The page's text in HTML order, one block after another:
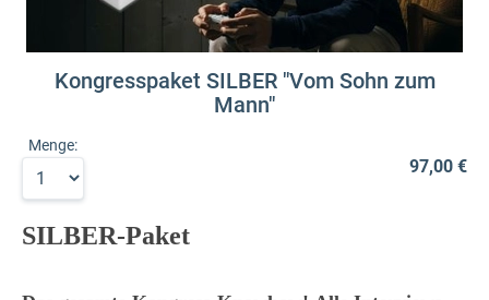
Kongresspaket SILBER "Vom Sohn zum
Mann"
Menge:
97,00 €
SILBER-Paket